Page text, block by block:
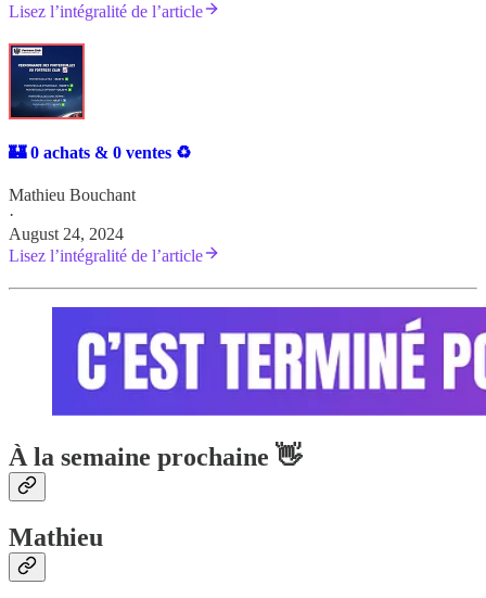
Lisez l’intégralité de l’article
🏰 0 achats & 0 ventes ♻️
Mathieu Bouchant
·
August 24, 2024
Lisez l’intégralité de l’article
À la semaine prochaine 👋
Mathieu